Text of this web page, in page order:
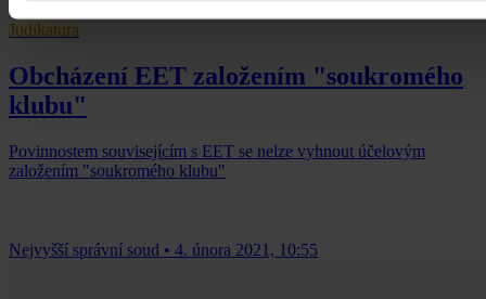
Judikatura
Obcházení EET založením "soukromého
klubu"
Povinnostem souvisejícím s EET se nelze vyhnout účelovým
založením "soukromého klubu"
Nejvyšší správní soud • 4. února 2021, 10:55